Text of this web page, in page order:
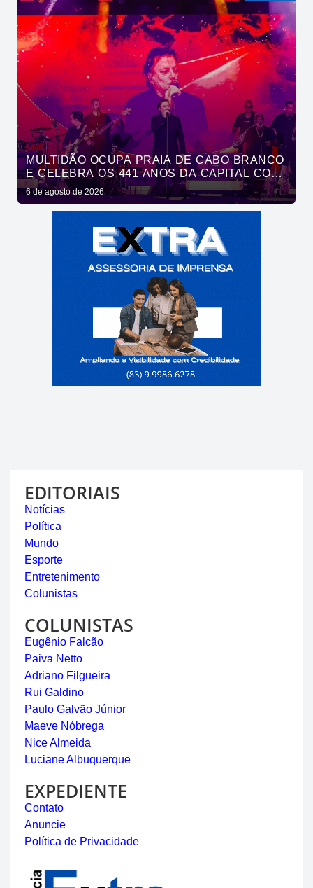
MULTIDÃO OCUPA PRAIA DE CABO BRANCO
E CELEBRA OS 441 ANOS DA CAPITAL COM
SHOWS DE ROUPA NOVA E FÁBIO JR
6 de agosto de 2026
EDITORIAIS
Notícias
Política
Mundo
Esporte
Entretenimento
Colunistas
COLUNISTAS
Eugênio Falcão
Paiva Netto
Adriano Filgueira
Rui Galdino
Paulo Galvão Júnior
Maeve Nóbrega
Nice Almeida
Luciane Albuquerque
EXPEDIENTE
Contato
Anuncie
Política de Privacidade